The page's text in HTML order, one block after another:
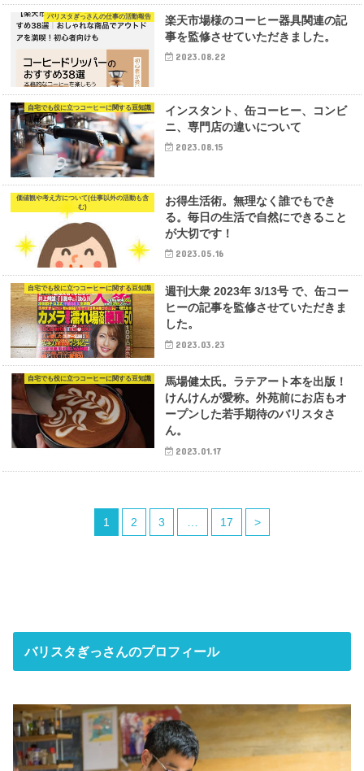
バリスタぎっさんの仕事の活動報告
楽天市場様のコーヒー器具関連の記
事を監修させていただきました。
2023.08.22
自宅でも役に立つコーヒーに関する豆知識
インスタント、缶コーヒー、コンビ
ニ、専門店の違いについて
2023.08.15
価値観や考え方について(仕事以外の活動も含
む)
お得生活術。無理なく誰でもでき
る。毎日の生活で自然にできること
が大切です！
2023.05.16
自宅でも役に立つコーヒーに関する豆知識
週刊大衆 2023年 3/13号 で、缶コー
ヒーの記事を監修させていただきま
した。
2023.03.23
自宅でも役に立つコーヒーに関する豆知識
馬場健太氏。ラテアート本を出版！
けんけんが愛称。外苑前にお店もオ
ープンした若手期待のバリスタさ
ん。
2023.01.17
1 2 3 17 >
バリスタぎっさんのプロフィール